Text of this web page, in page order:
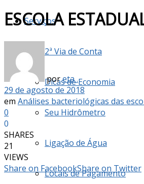
Serviços
2ª Via de Conta
Dicas de Economia
Seu Hidrômetro
Ligação de Água
Locais de Pagamento
ESCOLA
poreta .
29 de agosto de 2018
em Análises bacteriológicas das
0
0
SHARES
21
VIEWS
Share on FacebookShare on Twitter